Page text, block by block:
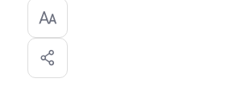
選
喜
歡